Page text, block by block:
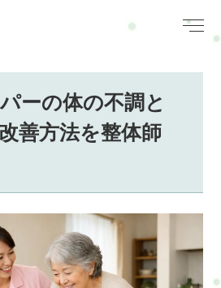
ーの体の不調と
善方法を整体師